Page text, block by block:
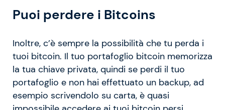
Puoi perdere i Bitcoins
Inoltre, c’è sempre la possibilità che tu perda i
tuoi bitcoin. Il tuo portafoglio bitcoin memorizza
la tua chiave privata, quindi se perdi il tuo
portafoglio e non hai effettuato un backup, ad
esempio scrivendolo su carta, è quasi